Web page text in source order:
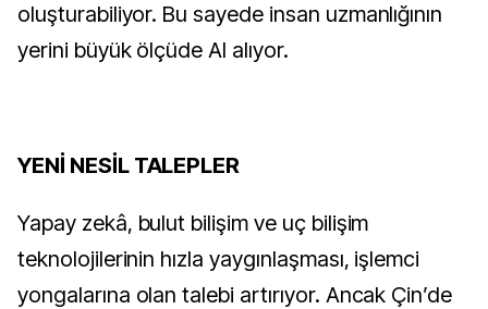
oluşturabiliyor. Bu sayede insan uzmanlığının
yerini büyük ölçüde AI alıyor.
YENİ NESİL TALEPLER
Yapay zekâ, bulut bilişim ve uç bilişim
teknolojilerinin hızla yaygınlaşması, işlemci
yongalarına olan talebi artırıyor. Ancak Çin’de